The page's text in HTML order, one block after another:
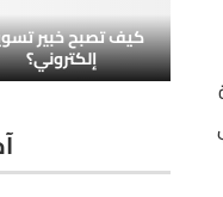
كيف تصبح خبير
إلكتروني؟